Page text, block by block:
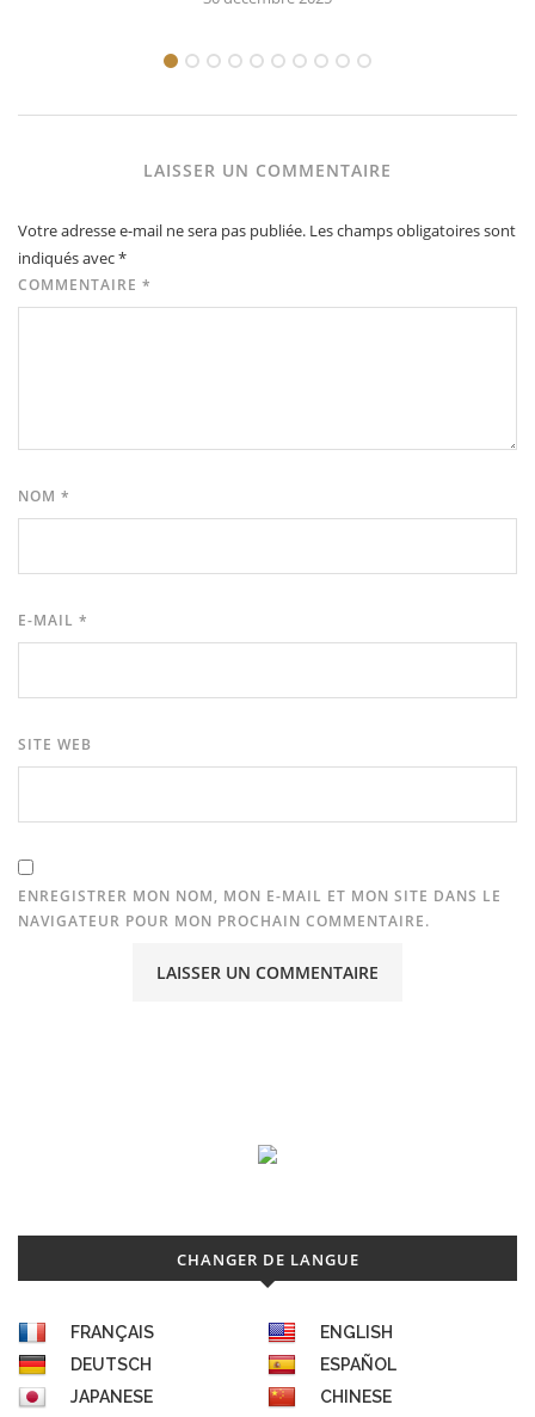
LAISSER UN COMMENTAIRE
Votre adresse e-mail ne sera pas publiée. Les champs obligatoires sont
indiqués avec*
COMMENTAIRE *
NOM *
E-MAIL *
SITE WEB
ENREGISTRER MON NOM, MON E-MAIL ET MON SITE DANS LE
NAVIGATEUR POUR MON PROCHAIN COMMENTAIRE.
CHANGER DE LANGUE
FRANÇAIS
ENGLISH
DEUTSCH
ESPAÑOL
JAPANESE
CHINESE